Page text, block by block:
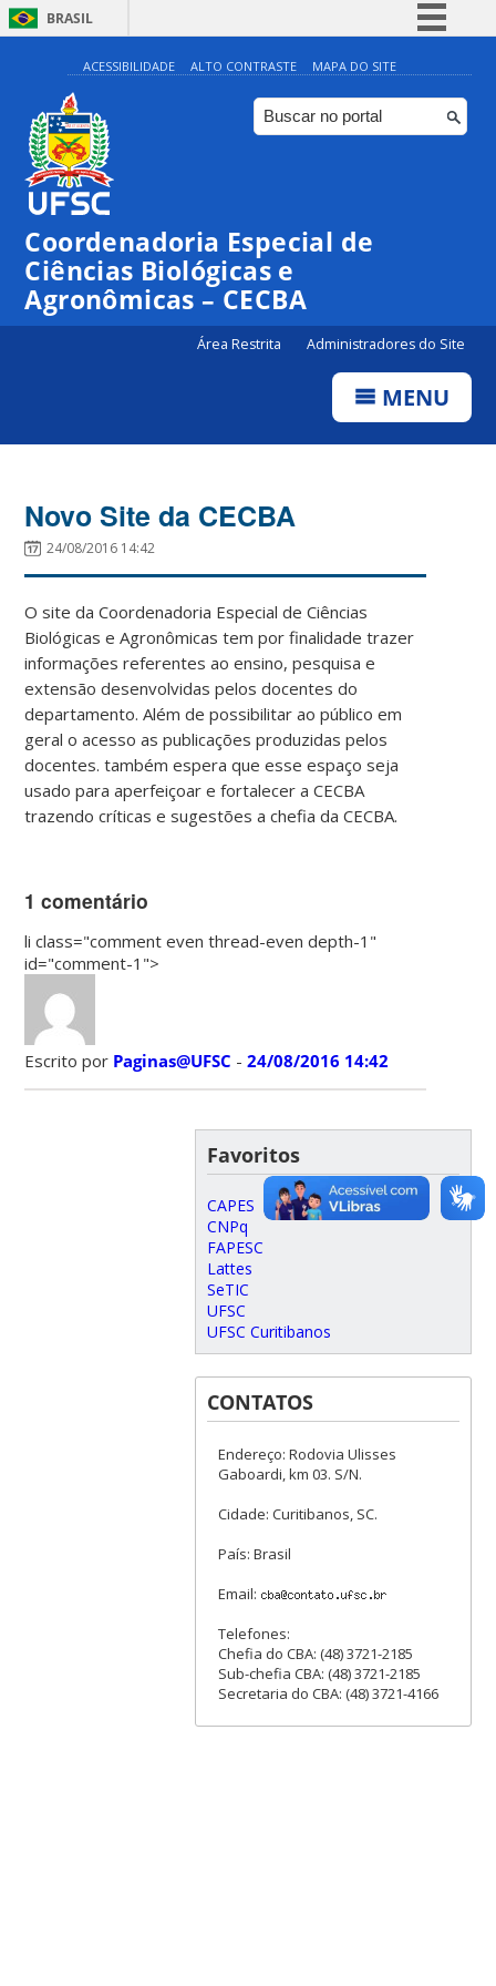
BRASIL
Simplifique!
Comunica BR
Participe
Canais
ACESSIBILIDADE ALTO CONTRASTE MAPA DO SITE
Coordenadoria Especial de
Ciências Biológicas e
Agronômicas – CECBA
Área Restrita Administradores do Site
MENU
Novo Site da CECBA
24/08/2016 14:42
O site da Coordenadoria Especial de Ciências
Biológicas e Agronômicas tem por finalidade trazer
informações referentes ao ensino, pesquisa e
extensão desenvolvidas pelos docentes do
departamento. Além de possibilitar ao público em
geral o acesso as publicações produzidas pelos
docentes. também espera que esse espaço seja
usado para aperfeiçoar e fortalecer a CECBA
trazendo críticas e sugestões a chefia da CECBA.
1 comentário
li class="comment even thread-even depth-1"
id="comment-1">
Escrito por Paginas@UFSC -24/08/2016 14:42
Favoritos
CAPES
CNPq
FAPESC
Lattes
SeTIC
UFSC
UFSC Curitibanos
CONTATOS
Endereço: Rodovia Ulisses
Gaboardi, km 03. S/N.
Cidade: Curitibanos, SC.
País: Brasil
Email:
Telefones:
Chefia do CBA: (48) 3721-2185
Sub-chefia CBA: (48) 3721-2185
Secretaria do CBA: (48) 3721-4166